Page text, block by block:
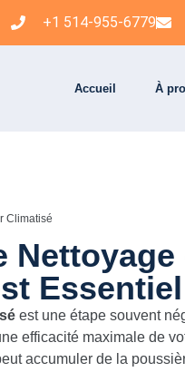
+1 514-955-6779
Accueil À
Climatisé
Essentiel
est une étape souvent
efficacité maximale de
accumuler de la